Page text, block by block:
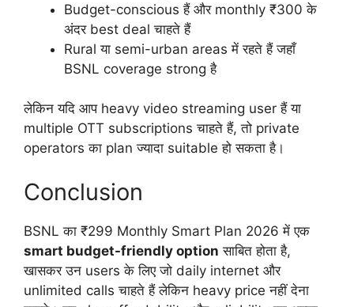
Budget-conscious हैं और monthly ₹300 के
अंदर best deal चाहते हैं
Rural या semi-urban areas में रहते हैं जहाँ
BSNL coverage strong है
लेकिन यदि आप heavy video streaming user हैं या
multiple OTT subscriptions चाहते हैं, तो private
operators का plan ज्यादा suitable हो सकता है।
Conclusion
BSNL का ₹299 Monthly Smart Plan 2026 में एक
smart budget-friendly option साबित होता है,
खासकर उन users के लिए जो daily internet और
unlimited calls चाहते हैं लेकिन heavy price नहीं देना